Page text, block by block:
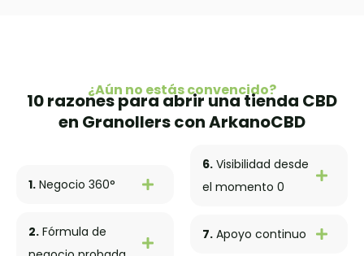
¿Aún no estás convencido?
10 razones para abrir una tienda CBD
en Granollers con ArkanoCBD
1. Negocio 360°
2. Fórmula de
6. Visibilidad desde
el momento 0
7. Apoyo continuo